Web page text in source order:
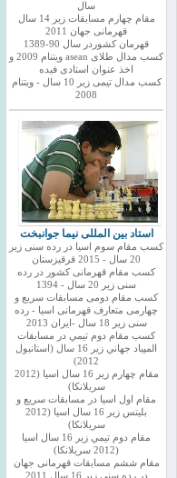
سال
مقام چهارم مسابقات زیر 14 سال
قهرمانی جهان 2011
قهرمان کشوردر سال 90-1389
کسب مدال طلای asean ویتنام 2009 و
اخذ عنوان استادی فیده
کسب مدال تیمی زیر 10 سال - ویتنام
2008
استاد بین المللی نیما جوانبخت
کسب مقام سوم اسیا در رده سنی زیر
20 سال - 2015 قرقیزستان
کسب مقام قهرمانی کشور در رده
سنی زیر 20 سال - 1394
کسب مقام دومی مسابقات سریع و
چهارمی متعارف قهرمانی اسیا - رده
سنی زیر 18 سال -ایران 2013
كسب مقام دوم تيمي در مسابقات
المپياد جهاني زير 16 سال (استانبول
2012)
مقام چهارم زير 16 سال اسيا (2012
سريلانكا)
مقام اول اسيا در مسابقات سريع و
بليتس زير 16 سال اسيا (2012
سريلانكا)
مقام دوم تيمي زير 16 سال اسيا
(2012 سريلانكا)
مقام ششم مسابقات قهرمانی جهان
در رده سنی زیر 16 سال 2011